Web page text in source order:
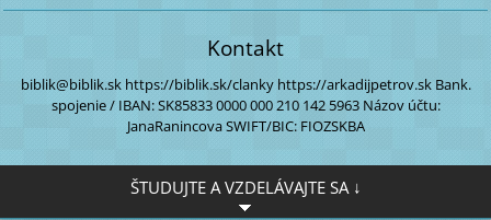
Kontakt
biblik@biblik.skhttps://biblik.sk/clankyhttps://arkadijpetrov.skBank.
spojenie / IBAN:SK85833 0000000 210 142 5963Názov účtu:
JanaRanincovaSWIFT/BIC: FIOZSKBA
ŠTUDUJTE A VZDELÁVAJTE SA ↓